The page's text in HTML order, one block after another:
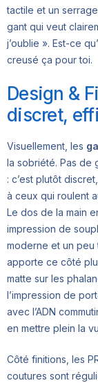
tactile et un
gant qui veut
j’oublie ». Est-ce
creusé ça pour toi.
Design &
discret,
Visuellement, les
la sobriété. Pas de
: c’est plutôt
à ceux qui roulent
Le dos de la main
impression de
moderne et un peu
apporte ce côté
matte sur les
l’impression de
avec l’ADN
en mettre plein la
Côté finitions, les
coutures sont